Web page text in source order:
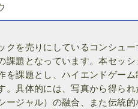
を売りにしているコンシュ
題となっています。本セッ
課題とし、ハイエンドゲー
具体的には、写真から得ら
ージャル）の融合、また伝統